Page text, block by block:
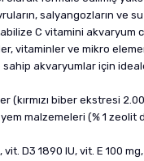
salyangozların ve
C vitamini akvaryum
vitaminler ve mikro
sahip akvaryumlar için
(kırmızı biber ekstresi
malzemeleri (% 1 zeolit
vit. D3 1890 IU, vit. E 100